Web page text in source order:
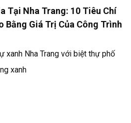
Tại Nha Trang: 10 Tiêu Chí
Bằng Giá Trị Của Công Trình